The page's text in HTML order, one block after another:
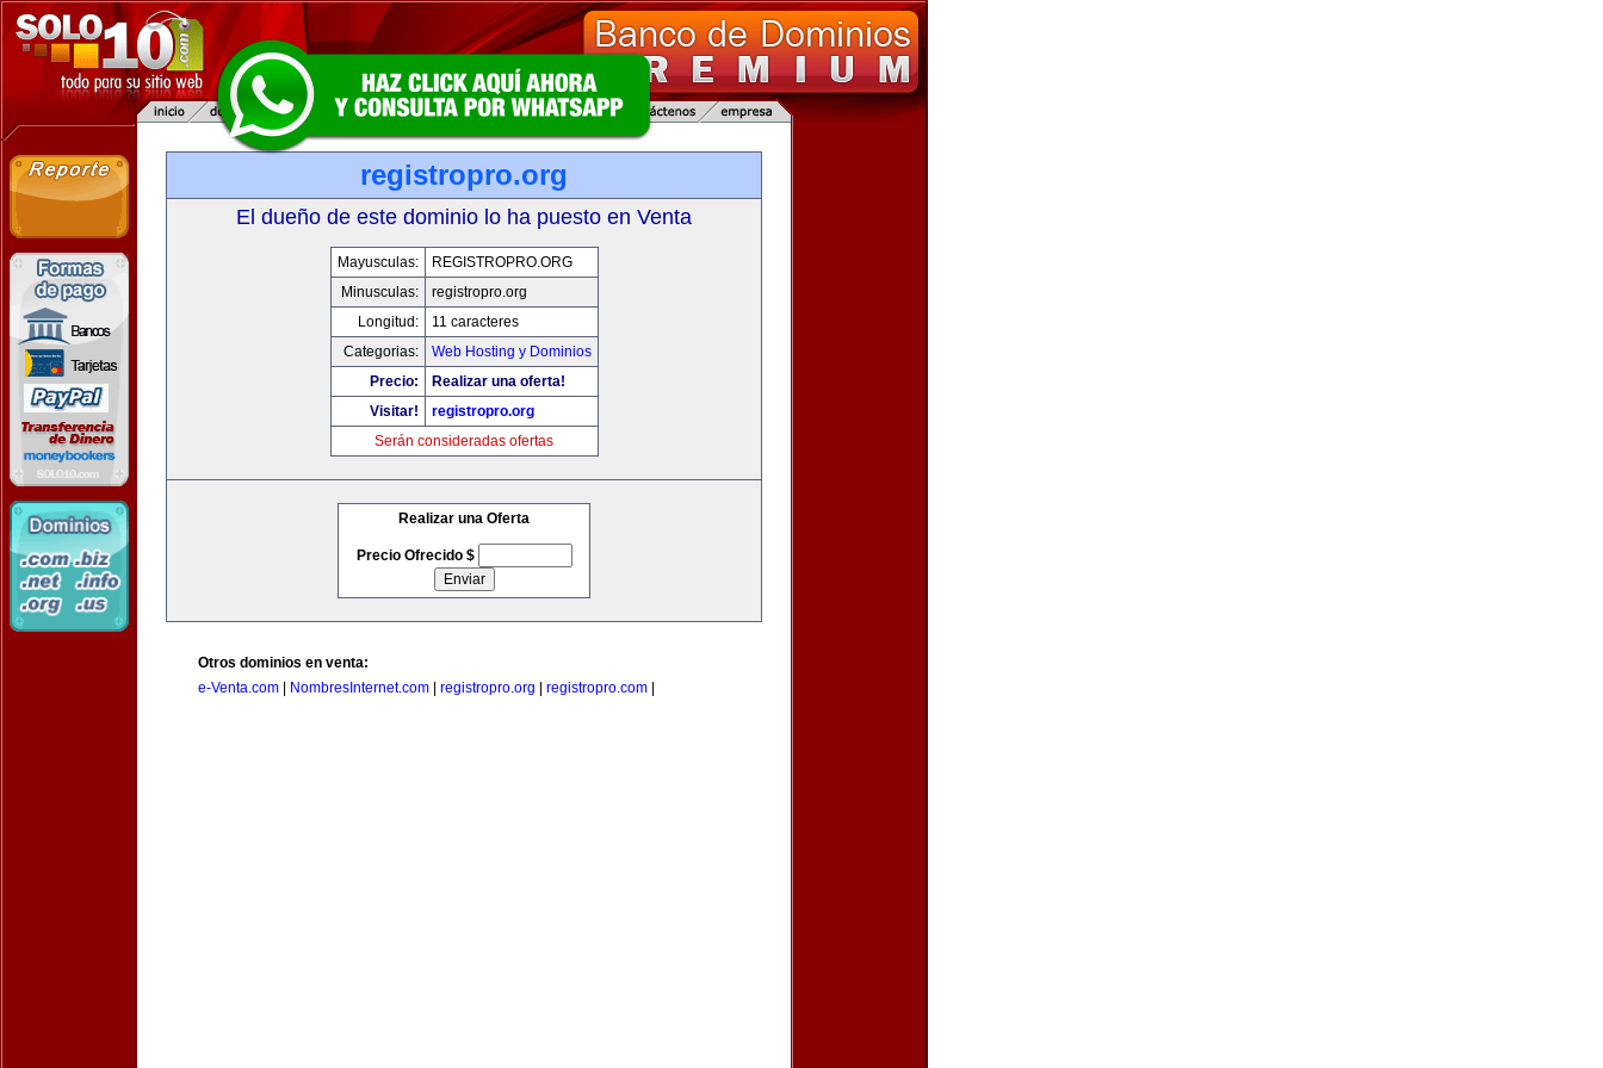
registropro.org
El dueño de este dominio lo ha puesto en Venta
Mayusculas:
REGISTROPRO.ORG
Minusculas:
registropro.org
Longitud:
11 caracteres
Categorias:
Web Hosting y Dominios
Precio:
Realizar una oferta!
Visitar!
registropro.org
Serán consideradas ofertas
Realizar una Oferta
Precio Ofrecido $
Otros dominios en venta:
e-Venta.com
NombresInternet.com registropro.org registropro.com